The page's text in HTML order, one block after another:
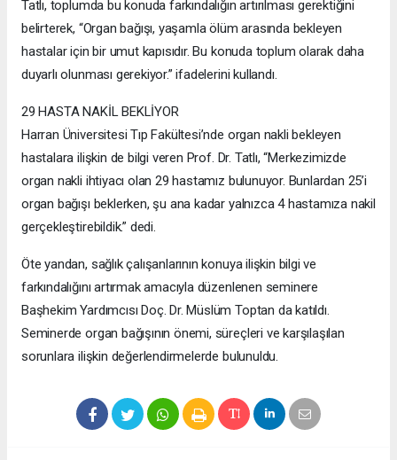
Tatlı, toplumda bu konuda farkındalığın artırılması gerektiğini
belirterek, “Organ bağışı, yaşamla ölüm arasında bekleyen
hastalar için bir umut kapısıdır. Bu konuda toplum olarak daha
duyarlı olunması gerekiyor.” ifadelerini kullandı.
29 HASTA NAKİL BEKLİYOR
Harran Üniversitesi Tıp Fakültesi’nde organ nakli bekleyen
hastalara ilişkin de bilgi veren Prof. Dr. Tatlı, “Merkezimizde
organ nakli ihtiyacı olan 29 hastamız bulunuyor. Bunlardan 25’i
organ bağışı beklerken, şu ana kadar yalnızca 4 hastamıza nakil
gerçekleştirebildik.” dedi.
Öte yandan, sağlık çalışanlarının konuya ilişkin bilgi ve
farkındalığını artırmak amacıyla düzenlenen seminere
Başhekim Yardımcısı Doç. Dr. Müslüm Toptan da katıldı.
Seminerde organ bağışının önemi, süreçleri ve karşılaşılan
sorunlara ilişkin değerlendirmelerde bulunuldu.